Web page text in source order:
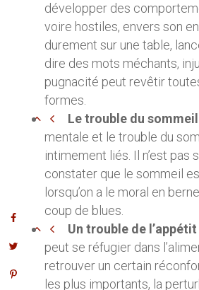
développer des
voire hostiles, envers son
durement sur une table,
dire des mots méchants,
pugnacité peut revêtir
formes.
Le trouble du
mentale et le trouble du
intimement liés. Il n’est pas
constater que le sommeil
lorsqu’on a le moral en
coup de blues.
Un trouble de l’appétit
peut se réfugier dans
retrouver un certain
les plus importants, la